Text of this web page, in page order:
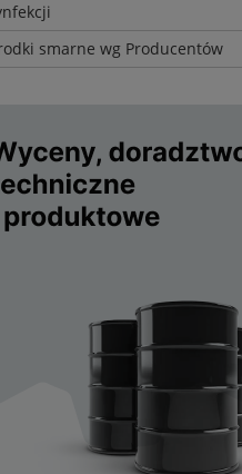
smarne wg Producentów